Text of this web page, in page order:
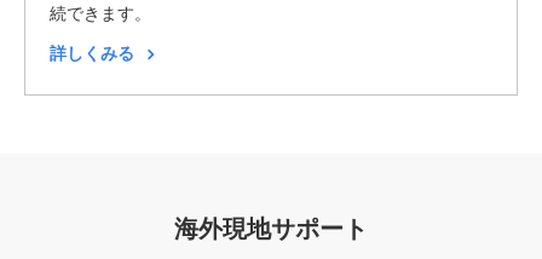
続できます。
詳しくみる
海外現地サポート